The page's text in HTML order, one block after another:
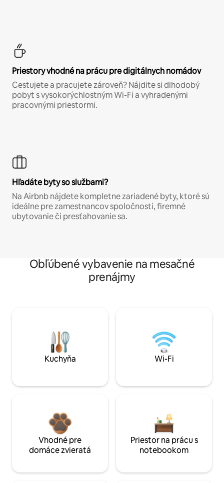
Priestory vhodné na prácu pre digitálnych nomádov
Cestujete a pracujete zároveň? Nájdite si dlhodobý
pobyt s vysokorýchlostným Wi-Fi a vyhradenými
pracovnými priestormi.
Hľadáte byty so službami?
Na Airbnb nájdete kompletne zariadené byty, ktoré sú
ideálne pre zamestnancov spoločností, firemné
ubytovanie či presťahovanie sa.
Obľúbené vybavenie na mesačné
prenájmy
Kuchyňa Wi-Fi
Vhodné pre
domáce zvieratá
Priestor na prácu s
notebookom